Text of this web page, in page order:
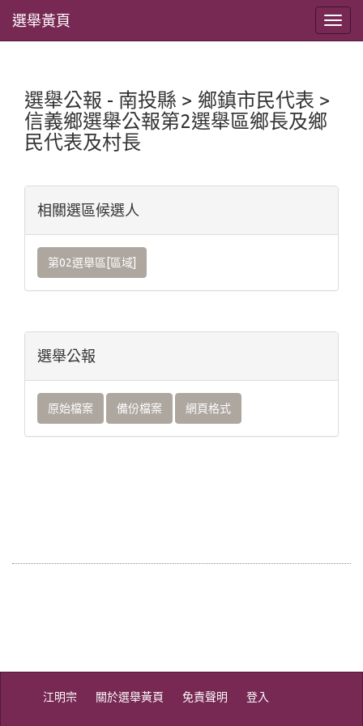
選舉黃頁
選舉公報 - 南投縣 > 鄉鎮市民代表 >
信義鄉選舉公報第2選舉區鄉長及鄉
民代表及村長
相關選區候選人
第02選舉區[區域]
選舉公報
原始檔案 備份檔案 網頁格式
江明宗 關於選舉黃頁 免責聲明 登入